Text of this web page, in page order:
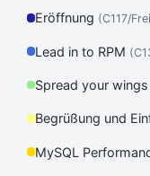
Eröffnung (C117/
Lead in to RPM
Spread your
Begrüßung und
MySQL